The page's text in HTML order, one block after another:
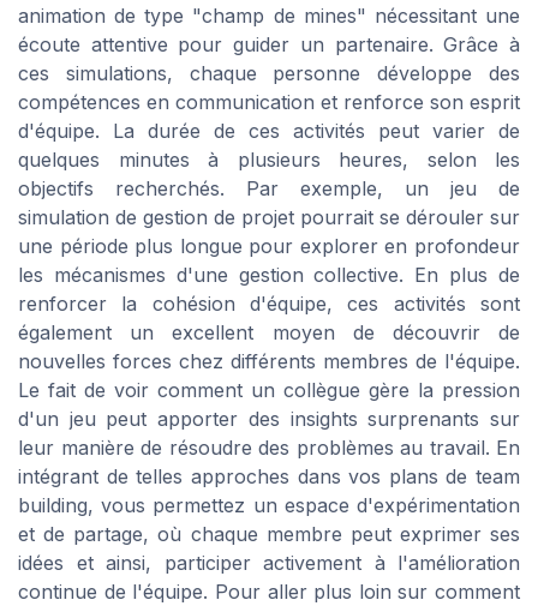
animation de type "champ de mines" nécessitant une
écoute attentive pour guider un partenaire. Grâce à
ces simulations, chaque personne développe des
compétences en communication et renforce son esprit
d'équipe. La durée de ces activités peut varier de
quelques minutes à plusieurs heures, selon les
objectifs recherchés. Par exemple, un jeu de
simulation de gestion de projet pourrait se dérouler sur
une période plus longue pour explorer en profondeur
les mécanismes d'une gestion collective. En plus de
renforcer la cohésion d'équipe, ces activités sont
également un excellent moyen de découvrir de
nouvelles forces chez différents membres de l'équipe.
Le fait de voir comment un collègue gère la pression
d'un jeu peut apporter des insights surprenants sur
leur manière de résoudre des problèmes au travail. En
intégrant de telles approches dans vos plans de team
building, vous permettez un espace d'expérimentation
et de partage, où chaque membre peut exprimer ses
idées et ainsi, participer activement à l'amélioration
continue de l'équipe. Pour aller plus loin sur comment